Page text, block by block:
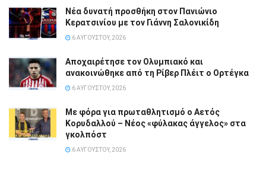
Νέα δυνατή προσθήκη στον Πανιώνιο
Κερατσινίου με τον Γιάννη Σαλονικίδη
6 ΑΥΓΟΎΣΤΟΥ, 2026
Αποχαιρέτησε τον Ολυμπιακό και
ανακοινώθηκε από τη Ρίβερ Πλέιτ ο Ορτέγκα
6 ΑΥΓΟΎΣΤΟΥ, 2026
Με φόρα για πρωταθλητισμό ο Αετός
Κορυδαλλού – Νέος «φύλακας άγγελος» στα
γκολπόστ
6 ΑΥΓΟΎΣΤΟΥ, 2026